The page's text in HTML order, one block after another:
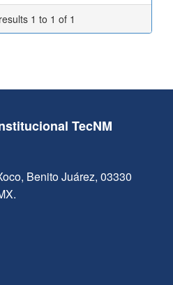
1 to 1 of 1
TecNM
Benito Juárez, 03330